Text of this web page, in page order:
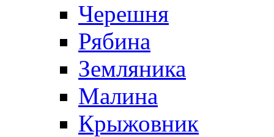
Черешня
Рябина
Земляника
Малина
Крыжовник